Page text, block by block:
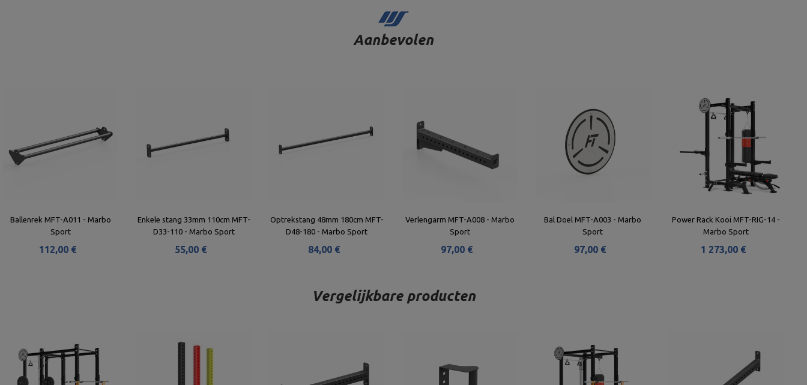
Aanbevolen
Ballenrek MFT-A011 - Marbo
Sport
112,00 €
Enkele stang 33mm 110cm MFT-
D33-110 - Marbo Sport
55,00 €
Optrekstang 48mm 180cm MFT-
D48-180 - Marbo Sport
84,00 €
Verlengarm MFT-A008 - Marbo
Sport
97,00 €
Bal Doel MFT-A003 - Marbo
Sport
97,00 €
Power Rack Kooi MFT-RIG-14 -
Marbo Sport
1 273,00 €
Vergelijkbare producten